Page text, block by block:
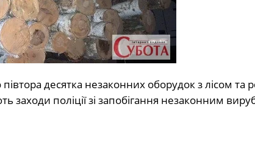
десятка незаконних оборудок з лісом та
заходи поліції зі запобігання незаконним